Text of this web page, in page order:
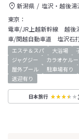
新潟県 塩沢・越後湯
東京：
電車/JR上越新幹線 越後
車/関越自動車道 塩沢石
エステ＆スパ 大浴場
ジャグジー
カラオケル
屋外プール
駐車場有り
送迎有り
日本旅行